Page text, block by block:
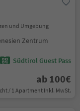
und Umgebung
Zentrum
Südtirol Guest Pass
ab 100€
/ 1 Apartment Inkl. MwSt.